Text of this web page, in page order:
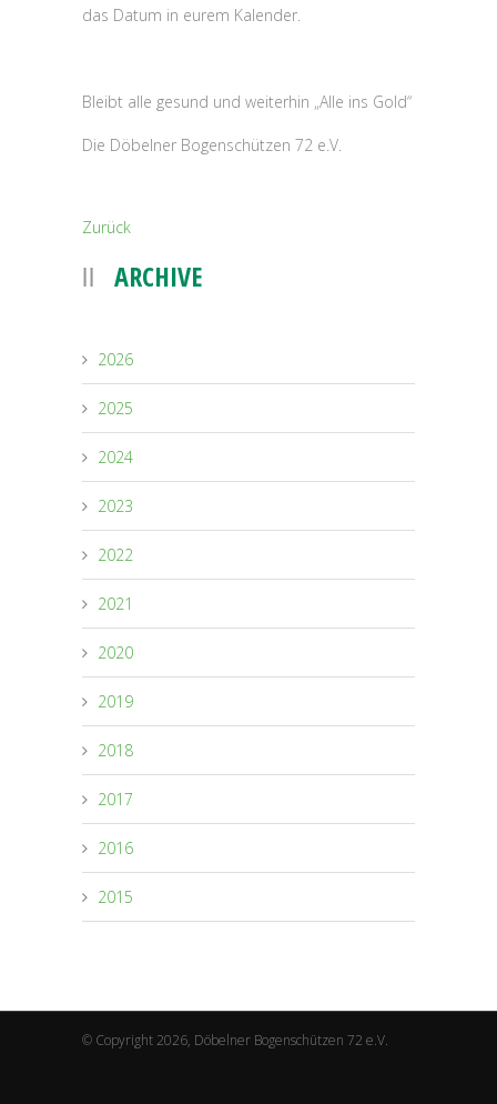
das Datum in eurem Kalender.
Bleibt alle gesund und weiterhin „Alle ins Gold“
Die Döbelner Bogenschützen 72 e.V.
Zurück
ARCHIVE
2026
2025
2024
2023
2022
2021
2020
2019
2018
2017
2016
2015
© Copyright 2026, Döbelner Bogenschützen 72 e.V.